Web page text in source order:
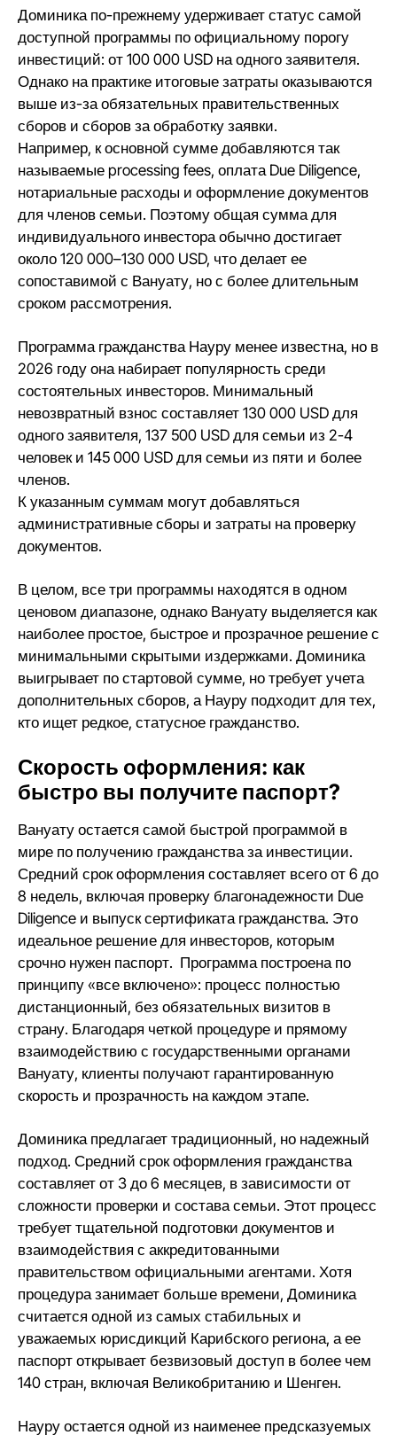
Доминика по-прежнему удерживает статус самой
доступной программы по официальному порогу
инвестиций: от 100 000 USD на одного заявителя.
Однако на практике итоговые затраты оказываются
выше из-за обязательных правительственных
сборов и сборов за обработку заявки.
Например, к основной сумме добавляются так
называемые processing fees, оплата Due Diligence,
нотариальные расходы и оформление документов
для членов семьи. Поэтому общая сумма для
индивидуального инвестора обычно достигает
около 120 000–130 000 USD, что делает ее
сопоставимой с Вануату, но с более длительным
сроком рассмотрения.
Программа гражданства Науру менее известна, но в
2026 году она набирает популярность среди
состоятельных инвесторов. Минимальный
невозвратный взнос составляет 130 000 USD для
одного заявителя, 137 500 USD для семьи из 2-4
человек и 145 000 USD для семьи из пяти и более
членов.
К указанным суммам могут добавляться
административные сборы и затраты на проверку
документов.
В целом, все три программы находятся в одном
ценовом диапазоне, однако Вануату выделяется как
наиболее простое, быстрое и прозрачное решение с
минимальными скрытыми издержками. Доминика
выигрывает по стартовой сумме, но требует учета
дополнительных сборов, а Науру подходит для тех,
кто ищет редкое, статусное гражданство.
Скорость оформления: как
быстро вы получите паспорт?
Вануату остается самой быстрой программой в
мире по получению гражданства за инвестиции.
Средний срок оформления составляет всего от 6 до
8 недель, включая проверку благонадежности Due
Diligence и выпуск сертификата гражданства. Это
идеальное решение для инвесторов, которым
срочно нужен паспорт. Программа построена по
принципу «все включено»: процесс полностью
дистанционный, без обязательных визитов в
страну. Благодаря четкой процедуре и прямому
взаимодействию с государственными органами
Вануату, клиенты получают гарантированную
скорость и прозрачность на каждом этапе.
Доминика предлагает традиционный, но надежный
подход. Средний срок оформления гражданства
составляет от 3 до 6 месяцев, в зависимости от
сложности проверки и состава семьи. Этот процесс
требует тщательной подготовки документов и
взаимодействия с аккредитованными
правительством официальными агентами. Хотя
процедура занимает больше времени, Доминика
считается одной из самых стабильных и
уважаемых юрисдикций Карибского региона, а ее
паспорт открывает безвизовый доступ в более чем
140 стран, включая Великобританию и Шенген.
Науру остается одной из наименее предсказуемых